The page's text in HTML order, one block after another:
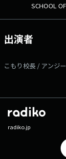
03-3221-1800 ★
▽22:30頃～『生放
～ (一部地域を除き)
Dog＞ ▽23:30頃～
SCHOOL OF LOCK!
ーズLOCKS!』 毎月
のリーダーズ
演の話や、夏の話
しい学校のリーダ
中。 ★新しい学校
ーダーズLOCKS!
SCHOOL
出演者
こもり校長 / アンジ
radiko.jp